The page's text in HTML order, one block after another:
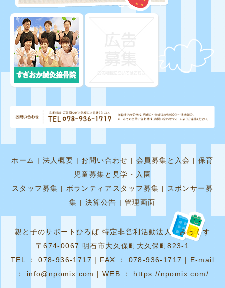
ホーム|法人概要| お問い合わせ|会員募集と入会|保育
児童募集と見学・入園
スタッフ募集 |ボランティアスタッフ募集| スポンサー募
集 |決算公告 |管理画面
親と子のサポートひろば 特定非営利活動法人 みっくす
〒674-0067 明石市大久保町大久保町823-1
TEL ： 078-936-1717 | FAX ： 078-936-1717 | E-mail
： info@npomix.com | WEB ： https://npomix.com/